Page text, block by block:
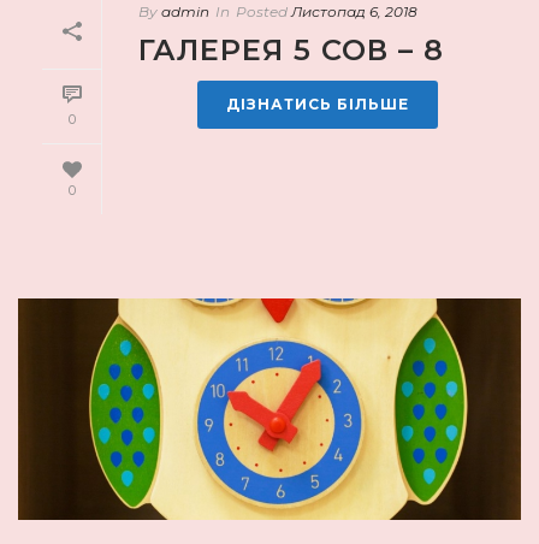
0
0
By admin In Posted Листопад 6, 2018
ГАЛЕРЕЯ 5 СОВ – 8
ДІЗНАТИСЬ БІЛЬШЕ